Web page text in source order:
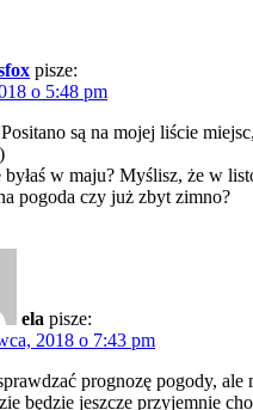
pisze:
o 5:48 pm
są na mojej liście
w maju? Myślisz, że w
pogoda czy już zbyt zimno?
ela pisze:
2018 o 7:43 pm
prognozę pogody, ale
będzie jeszcze przyjemnie